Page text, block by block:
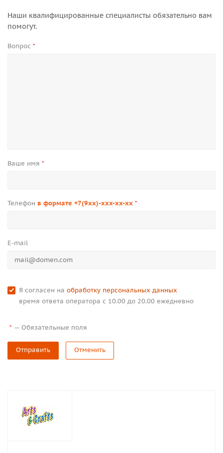
Наши квалифицированные специалисты обязательно вам
помогут.
Вопрос *
Ваше имя *
Телефон в формате +7(9xx)-xxx-xx-xx *
E-mail
Я согласен на обработку персональных данных
время ответа оператора с 10.00 до 20.00 ежедневно
* — Обязательные поля
Отправить Отменить